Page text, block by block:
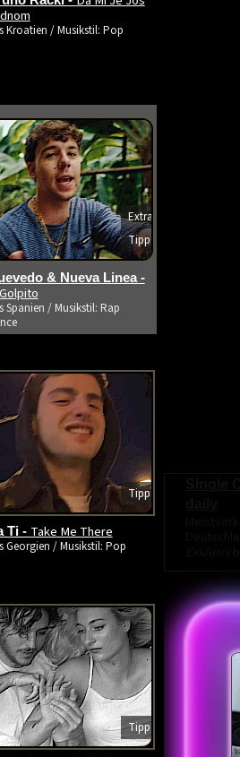
➔
Vids ansehen
Kroatien / Musikstil: Pop
Extra
Tipp
& Nueva Linea -
Spanien / Musikstil: Rap
Tipp
Ti - Take Me There
Georgien / Musikstil: Pop
Tipp